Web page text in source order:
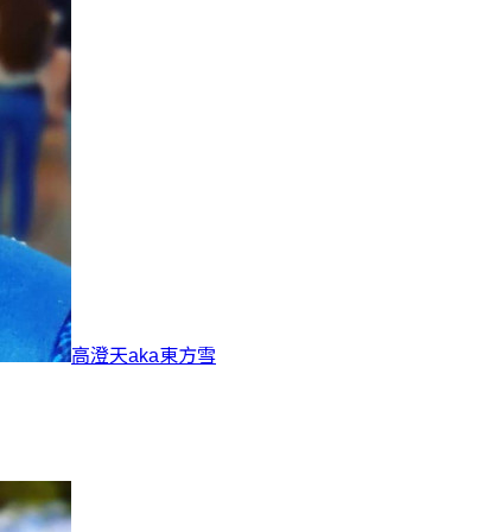
高澄天aka東方雪